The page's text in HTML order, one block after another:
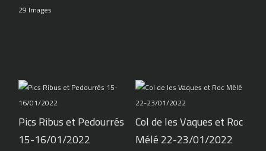
29 Images
Pics Ribus et Pedourrés
15-16/01/2022
Col de les Vaques et Roc
Mélé 22-23/01/2022